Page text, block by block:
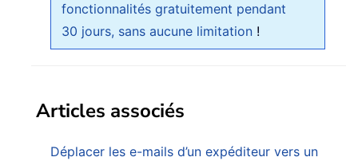
fonctionnalités gratuitement pendant
30 jours, sans aucune limitation !
Articles associés
Déplacer les e-mails d’un expéditeur vers un